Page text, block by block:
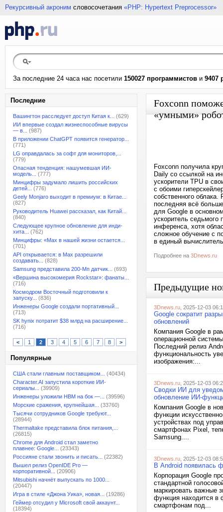
Рекурсивный акроним словосочетания «PHP: Hypertext Preprocessor»
За последние 24 часа нас посетили 150027 программистов и 9407
Последние
Вашингтон расследует доступ Китая к...
(629)
ИИ впервые создал жизнеспособные вирусы
— в...
(987)
В приложении ChatGPT появится генератор...
(771)
LG оправдалась за софт для мониторов,...
(779)
Опасная тенденция: нашумевшая ИИ-
модель...
(777)
Минцифры задумало лишить российских
детей...
(776)
Geely Monjaro выходит в премиум: в Китае...
(827)
Руководитель Huawei рассказал, как Китай...
(840)
Следующее крупное обновление для инди-
хита...
(762)
Минцифры: «Max в нашей жизни остается...
(701)
API открывается: в Max разрешили
создавать...
(828)
Samsung представила 200-Мп датчик...
(693)
«Вершина высокомерия Rockstar»: фанаты...
(716)
Космодром Восточный подготовили к
запуску...
(836)
Инженеры Google создали портативный...
(713)
SK hynix потратит $38 млрд на расширение...
(716)
< 1 2 3 4 5 6 7 8 >
Популярные
США стали главным поставщиком...
(40434)
Character.AI запустила короткие ИИ-
сериалы...
(39909)
Инженеры уложили HBM на бок —...
(39596)
Морские сражения, крупнейшая...
(33760)
Тысячи сотрудников Google требуют...
(28944)
Thermaltake представила блок питания,...
(26815)
Chrome для Android стал заметно
плавнее: Google...
(23343)
Россияне стали звонить и писать...
(22382)
Вышел релиз OpenIDE Pro —
корпоративной...
(20906)
Mitsubishi начнёт выпускать по 1000...
(20447)
Игра в стиле «Джона Уика», новая...
(19286)
Геймер отсудил у Microsoft свой аккаунт...
(18394)
Foxconn
«умными»
Foxconn получила
Daily со ссылкой на
ускорители TPU в
с обоими
собственного
последняя всё
для Google в
ускоритель седьмого
инференса, хотя
сложное обучение с
в единый
Подробнее на 3Dnews.ru
Предыдущие
3Dnews.ru , 2025-12-03
Google сократит
обновлений
Компания Google в
операционной
Последний релиз
функциональность
изображения:...
3Dnews.ru , 2025-12-03
Сводки ИИ для
обновление ИИ-
Компания Google в
функции
устройствах под
смартфонах Pixel,
Samsung....
3Dnews.ru , 2025-12-03
В Android появилась
Корпорация Google
стандартной
маркировать важные
функция находится в
смартфонам под...